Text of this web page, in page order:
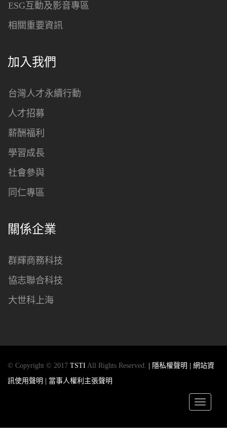
ESG互動及影音專區
相關重要資訊
加入我們
台灣人才永續行動
人才招募
薪酬福利
學習成長
社會參與
同仁專區
關係企業
群輝商務科技
協志聯合科技
大世科上海
© Copyright © 2017 TSTI All Rights Reserved. | 隱私權聲明
| 網站資
訊使用聲明
| 當事人權利主張聲明
Toggle